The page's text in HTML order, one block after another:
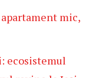
mic,
ecosistemul